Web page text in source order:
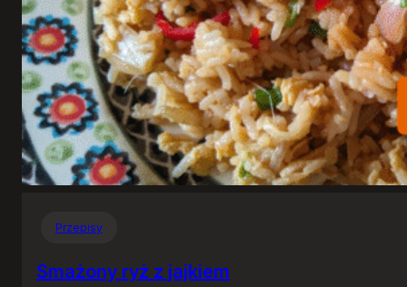
Przepisy
Smażony ryż z jajkiem